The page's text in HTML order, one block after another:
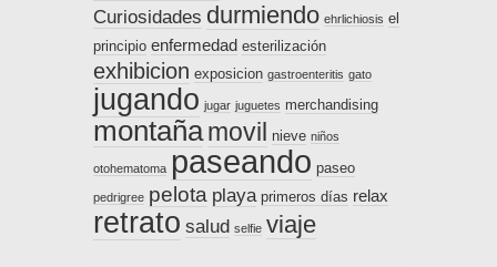
Curiosidades durmiendo ehrlichiosis el
principio enfermedad esterilización
exhibicion exposicion gastroenteritis gato
jugando jugar juguetes merchandising
montañamovil nieve niños
otohematoma paseando paseo
pedrigree pelota playa primeros días relax
retrato salud selfie viaje